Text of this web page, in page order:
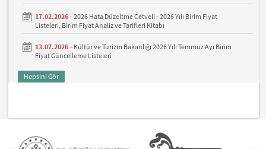
17.02.2026 -2026 Hata Düzeltme Cetveli - 2026 Yılı Birim Fiyat
Listeleri, Birim Fiyat Analiz ve Tarifleri Kitabı
13.07.2026 - Kültür ve Turizm Bakanlığı 2026 Yılı Temmuz Ayı Birim
Fiyat Güncelleme Listeleri
Hepsini Gör